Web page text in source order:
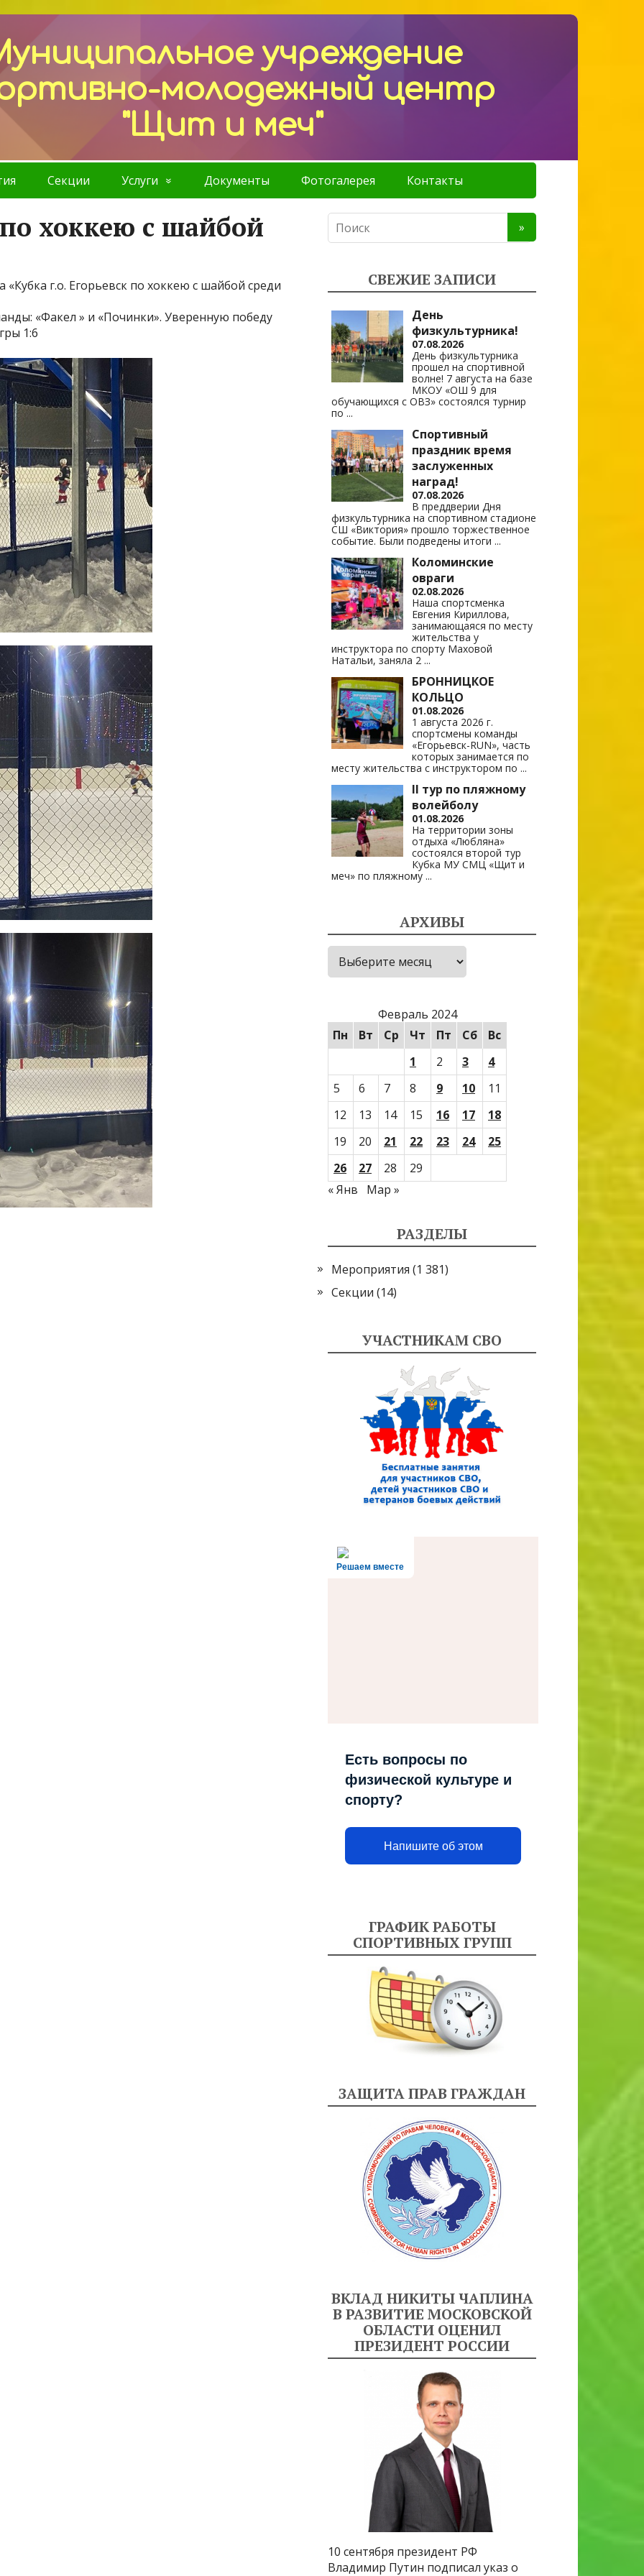
учреждение
молодежный центр
"Щит и меч"
Секции Услуги Документы Фотогалерея Контакты
хоккею с шайбой
«Кубка г.о. Егорьевск по хоккею с шайбой среди
«Факел » и «Починки». Уверенную победу
1:6
СВЕЖИЕ ЗАПИСИ
День
физкультурника!
07.08.2026
День физкультурника
прошел на спортивной
волне! 7 августа на базе
МКОУ «ОШ 9 для
обучающихся с ОВЗ» состоялся турнир
по...
Спортивный
праздник время
заслуженных
наград!
07.08.2026
В преддверии Дня
физкультурника на спортивном стадионе
СШ «Виктория» прошло торжественное
событие. Были подведены итоги ...
Коломинские
овраги
02.08.2026
Наша спортсменка
Евгения Кириллова,
занимающаяся по месту
жительства у
инструктора по спорту Маховой
Натальи, заняла 2 ...
БРОННИЦКОЕ
КОЛЬЦО
01.08.2026
1 августа 2026 г.
спортсмены команды
«Егорьевск-RUN», часть
которых занимается по
месту жительства с инструктором по ...
II тур по пляжному
волейболу
01.08.2026
На территории зоны
отдыха «Любляна»
состоялся второй тур
Кубка МУ СМЦ «Щит и
меч» по пляжному ...
АРХИВЫ
Архивы
Февраль 2024
Пн
Вт Ср Чт Пт Сб
Вс
1
2 3
4
5
6 7 8 9 10
11
12
13 14 15 16 17
18
19
20 21 22 23 24
25
26
27 28
29
« Янв
Мар »
РАЗДЕЛЫ
Мероприятия (1 381)
Секции (14)
УЧАСТНИКАМ СВО
Решаем вместе
Есть вопросы по
физической культуре и
спорту?
Напишите об этом
ГРАФИК РАБОТЫ
СПОРТИВНЫХ ГРУПП
ЗАЩИТА ПРАВ ГРАЖДАН
ВКЛАД НИКИТЫ ЧАПЛИНА
В РАЗВИТИЕ МОСКОВСКОЙ
ОБЛАСТИ ОЦЕНИЛ
ПРЕЗИДЕНТ РОССИИ
10 сентября президент РФ
Владимир Путин подписал указ о